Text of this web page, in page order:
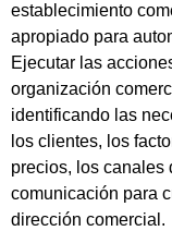
establecimiento
apropiado para
Ejecutar las
organización
identificando las
los clientes, los
precios, los canales
comunicación para
dirección comercial.